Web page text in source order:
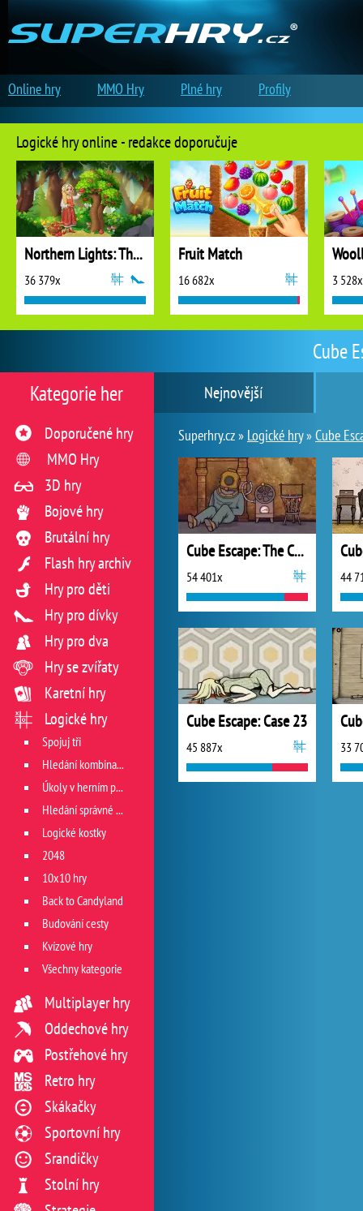
Cube
Nejnovější
Superhry.cz » Logické hry»Cube
Cube Escape: The Cave
54 401x 44
Cube Escape: Case 23
45 887x 33
Kategorie her
Doporučené hry
MMO Hry
3D hry
Bojové hry
Brutální hry
Flash hry archiv
Hry pro děti
Hry pro dívky
Hry pro dva
Hry se zvířaty
Karetní hry
Logické hry
Spojuj tři
Hledání kombinace
Úkoly v herním poli
Hledání správné cesty
Logické kostky
2048
10x10 hry
Back to Candyland
Budování cesty
Kvízové hry
Všechny kategorie
Multiplayer hry
Oddechové hry
Postřehové hry
Retro hry
Skákačky
Sportovní hry
Srandičky
Stolní hry
Logické hry online - redakce doporučuje
Northern Lights: The Secret of the Forest
36 379x
Fruit Match
16 682x 3 528x
Online hry MMO Hry Plné hry Profily